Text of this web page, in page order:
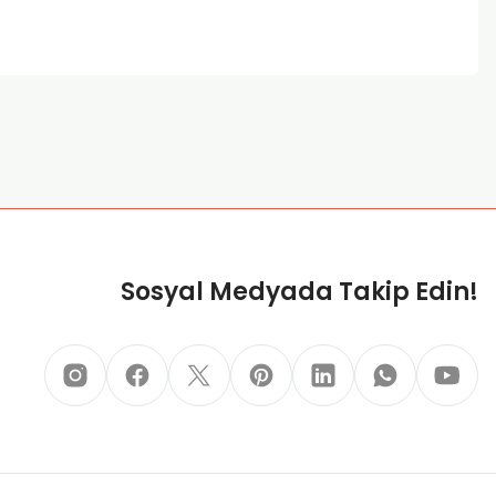
Sosyal Medyada Takip Edin!